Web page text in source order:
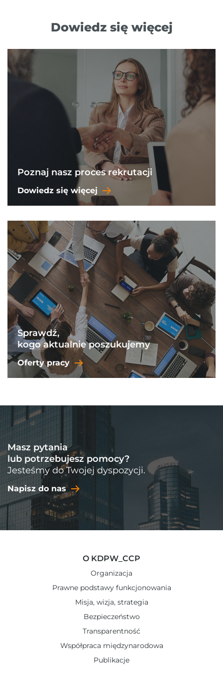
Dowiedz się więcej
Poznaj nasz proces rekrutacji
Dowiedz się więcej
Sprawdź,
kogo aktualnie poszukujemy
Oferty pracy
Masz pytania
lub potrzebujesz pomocy?
Jesteśmy do Twojej dyspozycji.
Napisz do nas
O KDPW_CCP
Organizacja
Prawne podstawy funkcjonowania
Misja, wizja, strategia
Bezpieczeństwo
Transparentność
Współpraca międzynarodowa
Publikacje